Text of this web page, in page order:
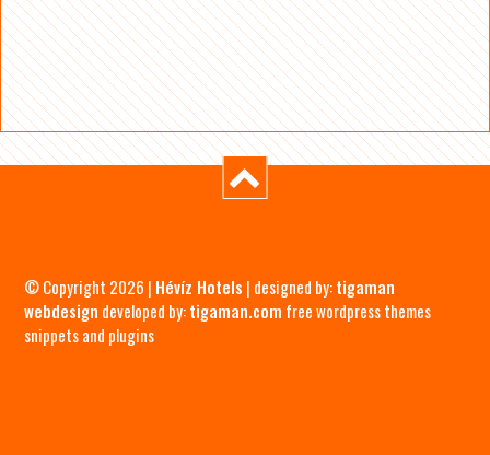
© Copyright 2026 | Hévíz Hotels | designed by:tigaman
webdesign developed by:tigaman.com free wordpress themes
snippets and plugins